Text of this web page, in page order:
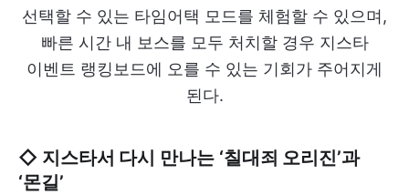
선택할 수 있는 타임어택 모드를 체험할 수 있으며,
빠른 시간 내 보스를 모두 처치할 경우 지스타
이벤트 랭킹보드에 오를 수 있는 기회가 주어지게
된다.
◇ 지스타서 다시 만나는 ‘칠대죄 오리진’과
‘몬길’